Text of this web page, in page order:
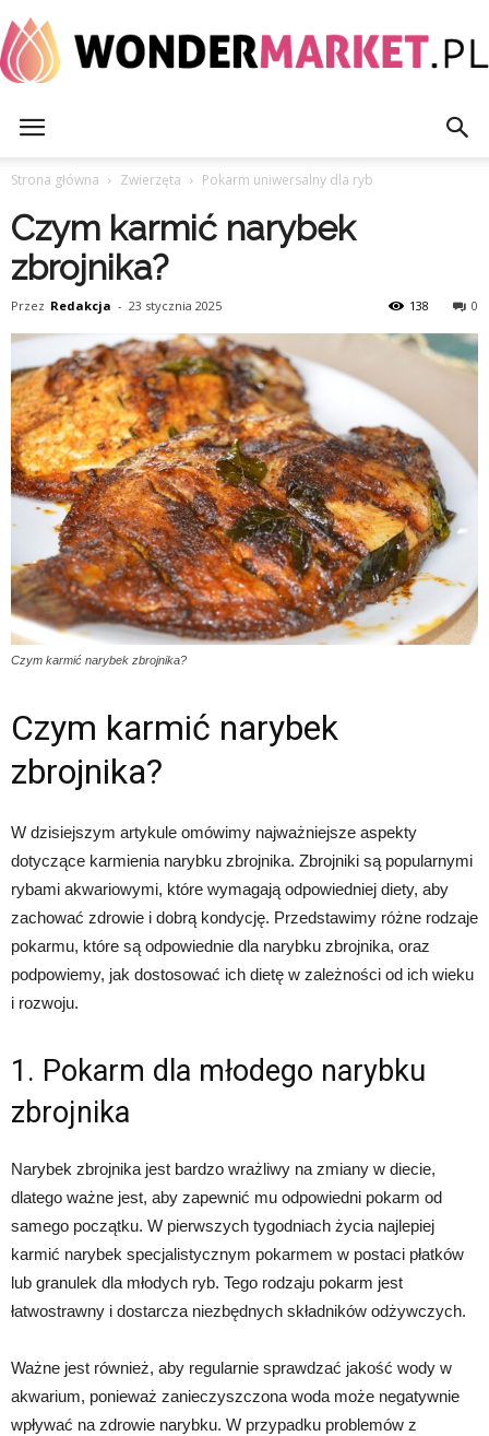
Strona główna Zwierzęta Pokarm uniwersalny dla ryb
Czym karmić narybek
zbrojnika?
Przez Redakcja - 23 stycznia 2025 0
138
Czym karmić narybek zbrojnika?
Czym karmić narybek
zbrojnika?
W dzisiejszym artykule omówimy najważniejsze aspekty
dotyczące karmienia narybku zbrojnika. Zbrojniki są popularnymi
rybami akwariowymi, które wymagają odpowiedniej diety, aby
zachować zdrowie i dobrą kondycję. Przedstawimy różne rodzaje
pokarmu, które są odpowiednie dla narybku zbrojnika, oraz
podpowiemy, jak dostosować ich dietę w zależności od ich wieku
i rozwoju.
1. Pokarm dla młodego narybku
zbrojnika
Narybek zbrojnika jest bardzo wrażliwy na zmiany w diecie,
dlatego ważne jest, aby zapewnić mu odpowiedni pokarm od
samego początku. W pierwszych tygodniach życia najlepiej
karmić narybek specjalistycznym pokarmem w postaci płatków
lub granulek dla młodych ryb. Tego rodzaju pokarm jest
łatwostrawny i dostarcza niezbędnych składników odżywczych.
Ważne jest również, aby regularnie sprawdzać jakość wody w
akwarium, ponieważ zanieczyszczona woda może negatywnie
wpływać na zdrowie narybku. W przypadku problemów z